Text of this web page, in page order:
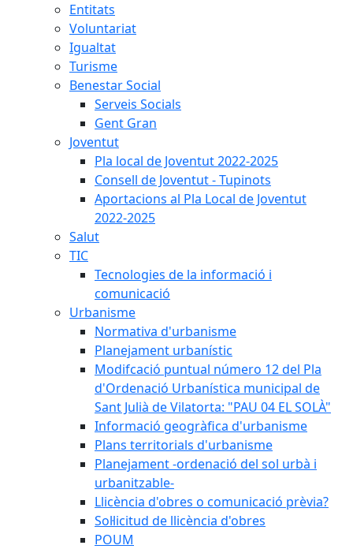
Entitats
Voluntariat
Igualtat
Turisme
Benestar Social
Serveis Socials
Gent Gran
Joventut
Pla local de Joventut 2022-2025
Consell de Joventut - Tupinots
Aportacions al Pla Local de Joventut
2022-2025
Salut
TIC
Tecnologies de la informació i
comunicació
Urbanisme
Normativa d'urbanisme
Planejament urbanístic
Modifcació puntual número 12 del Pla
d'Ordenació Urbanística municipal de
Sant Julià de Vilatorta: "PAU 04 EL SOLÀ"
Informació geogràfica d'urbanisme
Plans territorials d'urbanisme
Planejament -ordenació del sol urbà i
urbanitzable-
Llicència d'obres o comunicació prèvia?
Sol·licitud de llicència d'obres
POUM